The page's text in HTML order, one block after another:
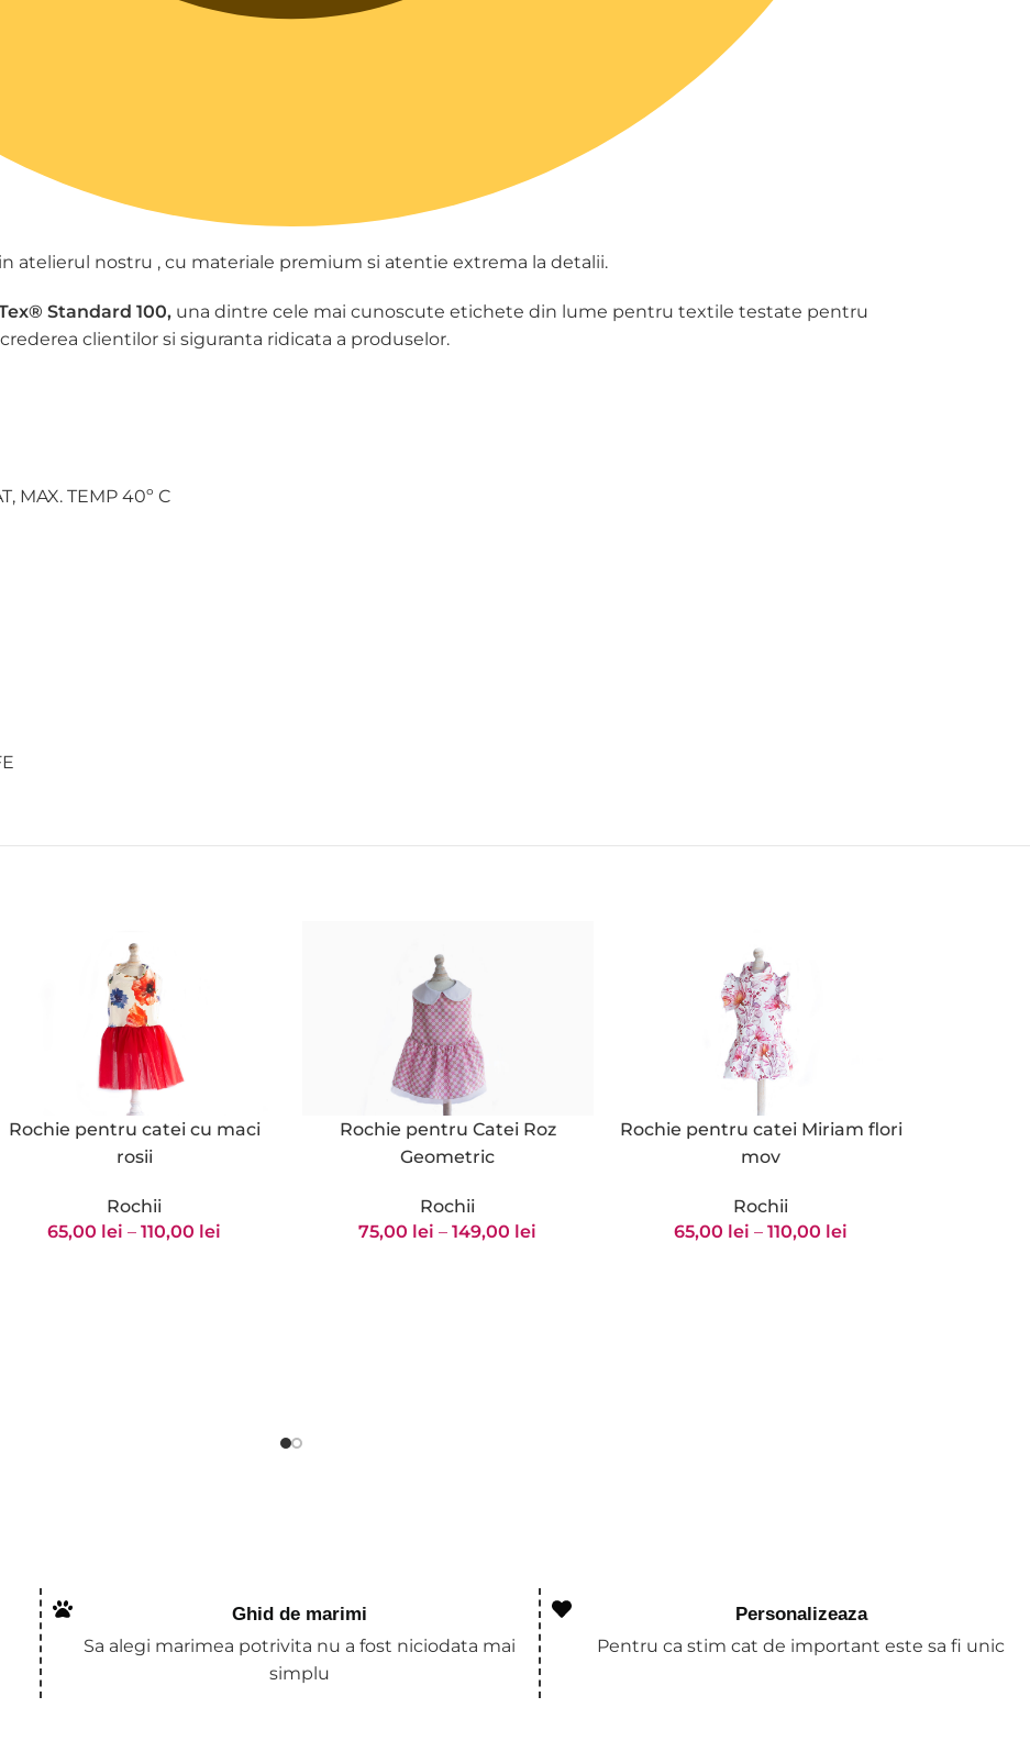
atelierul nostru , cu materiale premium si atentie extrema la detalii.
Standard 100, una dintre cele mai cunoscute etichete din lume pentru textile testate pentru
clientilor si siguranta ridicata a produselor.
MAX. TEMP 40º C
Rochie pentru catei cu maci
rosii
Rochii
65,00 lei – 110,00 lei
Rochie pentru Catei Roz
Geometric
Rochii
75,00 lei – 149,00 lei
Rochie pentru catei Miriam flori
mov
Rochii
65,00 lei – 110,00 lei
Ghid de marimi
Sa alegi marimea potrivita nu a fost niciodata mai
simplu
Personalizeaza
Pentru ca stim cat de important este sa fi unic